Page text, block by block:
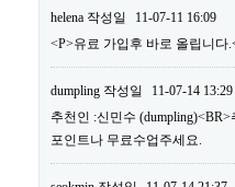
helena 작성일
11-07-11 16:09
<P>유료 가입후 바로 올립니다
dumpling 작성일
11-07-14 13:29
추천인 :신민수
포인트나 무료수업주세요.